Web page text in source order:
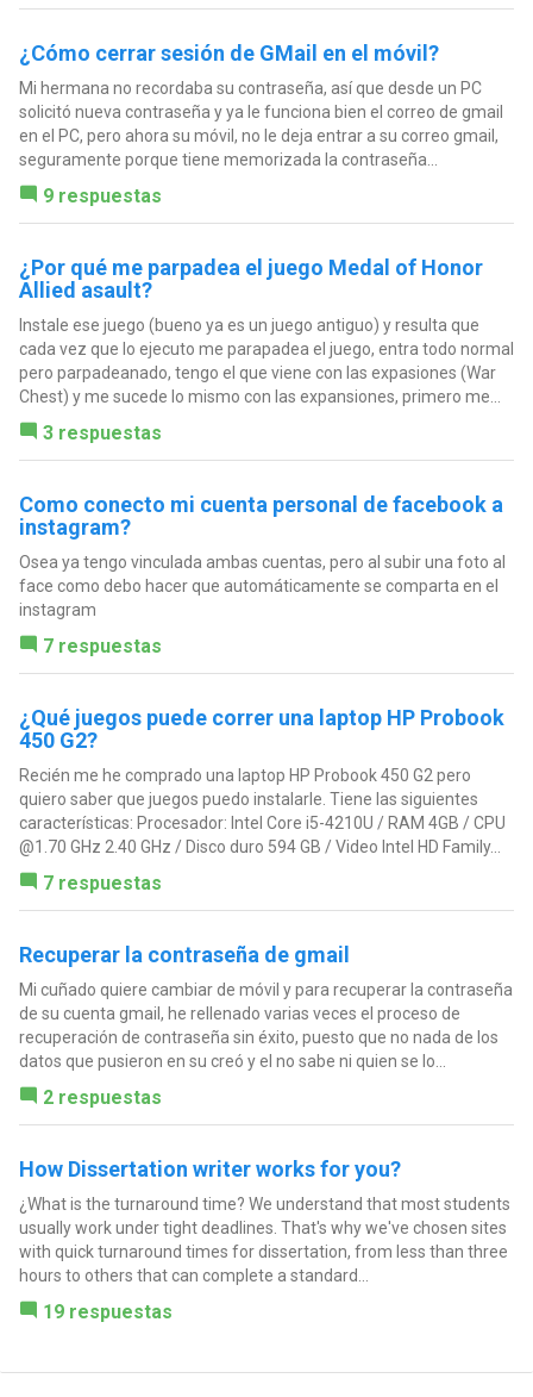
¿Cómo cerrar sesión de GMail en el móvil?
Mi hermana no recordaba su contraseña, así que desde un PC
solicitó nueva contraseña y ya le funciona bien el correo de gmail
en el PC, pero ahora su móvil, no le deja entrar a su correo gmail,
seguramente porque tiene memorizada la contraseña...
9 respuestas
¿Por qué me parpadea el juego Medal of Honor
Allied asault?
Instale ese juego (bueno ya es un juego antiguo) y resulta que
cada vez que lo ejecuto me parapadea el juego, entra todo normal
pero parpadeanado, tengo el que viene con las expasiones (War
Chest) y me sucede lo mismo con las expansiones, primero me...
3 respuestas
Como conecto mi cuenta personal de facebook a
instagram?
Osea ya tengo vinculada ambas cuentas, pero al subir una foto al
face como debo hacer que automáticamente se comparta en el
instagram
7 respuestas
¿Qué juegos puede correr una laptop HP Probook
450 G2?
Recién me he comprado una laptop HP Probook 450 G2 pero
quiero saber que juegos puedo instalarle. Tiene las siguientes
características: Procesador: Intel Core i5-4210U / RAM 4GB / CPU
@1.70 GHz 2.40 GHz / Disco duro 594 GB / Video Intel HD Family...
7 respuestas
Recuperar la contraseña de gmail
Mi cuñado quiere cambiar de móvil y para recuperar la contraseña
de su cuenta gmail, he rellenado varias veces el proceso de
recuperación de contraseña sin éxito, puesto que no nada de los
datos que pusieron en su creó y el no sabe ni quien se lo...
2 respuestas
How Dissertation writer works for you?
¿What is the turnaround time? We understand that most students
usually work under tight deadlines. That's why we've chosen sites
with quick turnaround times for dissertation, from less than three
hours to others that can complete a standard...
19 respuestas